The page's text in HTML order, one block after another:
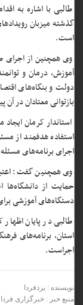
طالبی با اشاره به
گذشته میزبان
است.
وی همچنین از اجرای
آموزش، درمان و
دولت و بنگاه‌های
بازتوانی معتادان در
استفاده هدفمند از
اجرای برنامه‌های
وی همچنین گفت:
حمایت از دانشگاه‌ها
دستگاه‌های آموزشی
طالبی در پایان اظهار
استان، برنامه‌های
اجراست.
نویسنده : یزدفردا
منبع خبر : خبرگزاری فردا